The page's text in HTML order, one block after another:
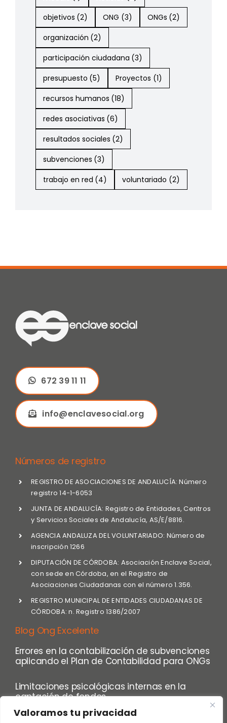
Valoramos tu privacidad
objetivos (2) ONG (3) ONGs (2)
organización (2)
participación ciudadana (3)
presupuesto (5) Proyectos (1)
recursos humanos (18)
redes asociativas (6)
resultados sociales (2)
subvenciones (3)
trabajo en red (4) voluntariado (2)
672 39 11 11
info@enclavesocial.org
Números de registro
REGISTRO DE ASOCIACIONES DE ANDALUCÍA: Número
registro 14-1-6053
JUNTA DE ANDALUCÍA: Registro de Entidades, Centros
y Servicios Sociales de Andalucía, AS/E/8816.
AGENCIA ANDALUZA DEL VOLUNTARIADO: Número de
inscripción 1266
DIPUTACIÓN DE CÓRDOBA: Asociación Enclave Social,
con sede en Córdoba, en el Registro de
Asociaciones Ciudadanas con el número 1.356.
REGISTRO MUNICIPAL DE ENTIDADES CIUDADANAS DE
CÓRDOBA: n. Registro 1386/2007
Blog Ong Excelente
Errores en la contabilización de subvenciones
aplicando el Plan de Contabilidad para ONGs
Limitaciones psicológicas internas en la
captación de fondos